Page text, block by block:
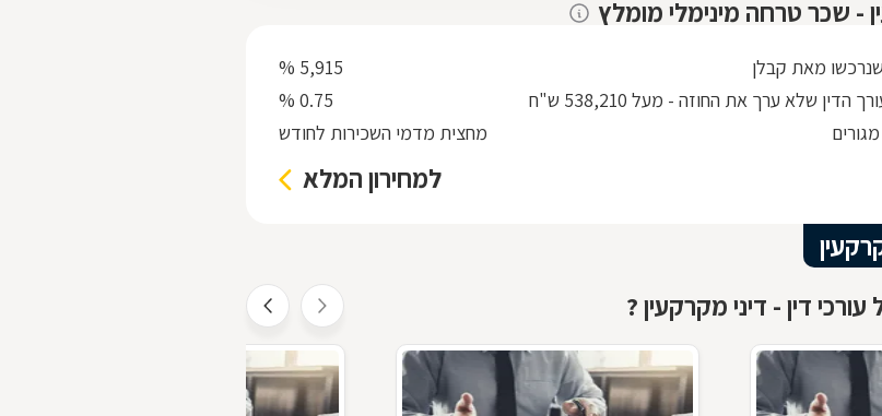
- שכר טרחה מינימלי מומלץ
שנרכשו מאת קבלן
5,915 %
שלא ערך את החוזה - מעל 538,210 ש"ח
0.75 %
מחצית מדמי השכירות לחודש
למחירון המלא
דין - דיני מקרקעין ?